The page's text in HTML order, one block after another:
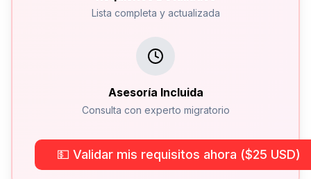
Lista completa y actualizada
Asesoría Incluida
Consulta con experto migratorio
💵 Validar mis requisitos ahora ($25 USD)